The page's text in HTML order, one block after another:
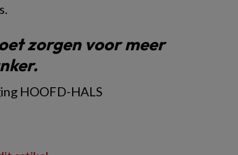
zorgen voor meer
HOOFD-HALS